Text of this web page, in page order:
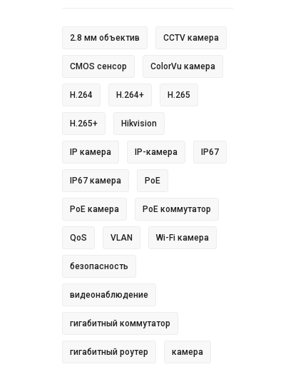
2.8 мм объектив CCTV камера
CMOS сенсор ColorVu камера
H.264 H.264+ H.265
H.265+ Hikvision
IP камера IP-камера IP67
IP67 камера PoE
PoE камера PoE коммутатор
QoS VLAN Wi-Fi камера
безопасность
видеонаблюдение
гигабитный коммутатор
гигабитный роутер камера